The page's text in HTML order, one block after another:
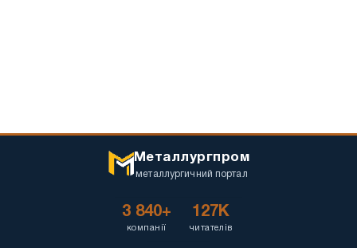
Металлургпром
металлургичний портал
3 840+
компанії
127K
читателів